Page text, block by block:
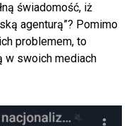
świadomość, iż
agenturą”? Pomimo
problemem, to
w swoich mediach